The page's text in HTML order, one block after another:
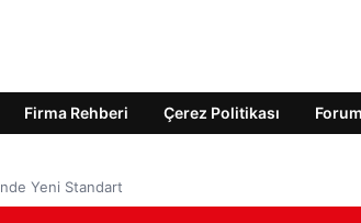
Firma Rehberi Çerez Politikası Forum
Yeni Standart